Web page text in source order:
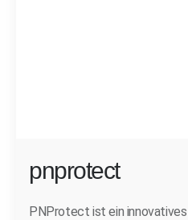
pnprotect
PNProtect ist ein